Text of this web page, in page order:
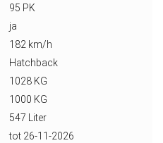
95 PK
ja
182 km/h
Hatchback
1028 KG
1000 KG
547 Liter
tot 26-11-2026